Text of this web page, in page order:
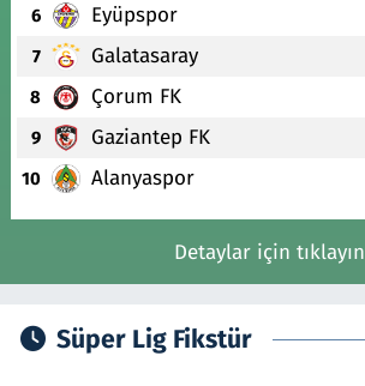
6 Eyüpspor
7 Galatasaray
8 Çorum FK
9 Gaziantep FK
10 Alanyaspor
Detaylar için tıklayın
Süper Lig Fikstür